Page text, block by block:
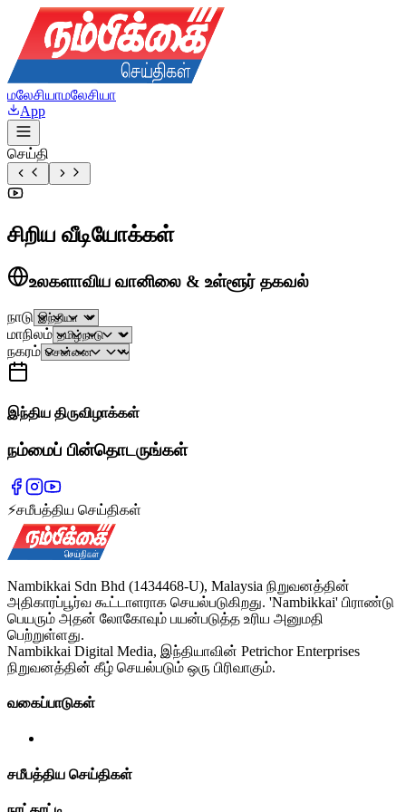
மலேசியாமலேசியா
App
செய்தி
சிறிய வீடியோக்கள்
உலகளாவிய வானிலை & உள்ளூர் தகவல்
நாடு
மாநிலம்
நகரம்
இந்திய திருவிழாக்கள்
நம்மைப் பின்தொடருங்கள்
⚡சமீபத்திய செய்திகள்
Nambikkai Sdn Bhd (1434468-U), Malaysia நிறுவனத்தின்
அதிகாரப்பூர்வ கூட்டாளராக செயல்படுகிறது. 'Nambikkai' பிராண்டு
பெயரும் அதன் லோகோவும் பயன்படுத்த உரிய அனுமதி
பெற்றுள்ளது.
Nambikkai Digital Media, இந்தியாவின் Petrichor Enterprises
நிறுவனத்தின் கீழ் செயல்படும் ஒரு பிரிவாகும்.
வகைப்பாடுகள்
சமீபத்திய செய்திகள்